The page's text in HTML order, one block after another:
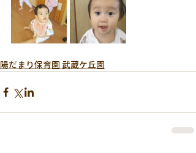
陽だまり保育園 武蔵ケ丘園